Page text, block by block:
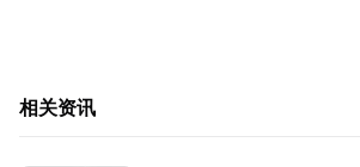
相关资讯